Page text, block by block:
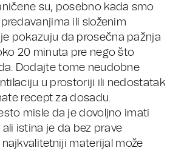
su, posebno kada smo
ili složenim
pokazuju da prosečna pažnja
20 minuta pre nego što
Dodajte tome neudobne
u prostoriji ili nedostatak
recept za dosadu.
misle da je dovoljno imati
istina je da bez prave
materijal može